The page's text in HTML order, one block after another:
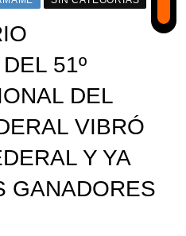
51º
DEL
VIBRÓ
Y YA
GANADORES